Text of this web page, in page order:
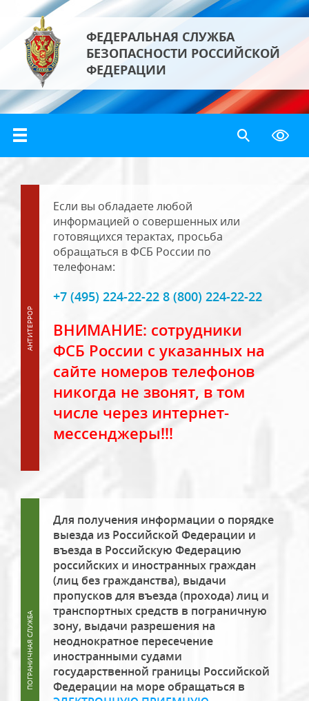
ФЕДЕРАЛЬНАЯ СЛУЖБА
БЕЗОПАСНОСТИ РОССИЙСКОЙ
ФЕДЕРАЦИИ
Если вы обладаете любой
информацией о совершенных или
готовящихся терактах, просьба
обращаться в ФСБ России по
телефонам:
+7 (495) 224-22-22 8 (800) 224-22-22
ВНИМАНИЕ: сотрудники
ФСБ России с указанных на
сайте номеров телефонов
никогда не звонят, в том
числе через интернет-
мессенджеры!!!
Для получения информации о порядке
выезда из Российской Федерации и
въезда в Российскую Федерацию
российских и иностранных граждан
(лиц без гражданства), выдачи
пропусков для въезда (прохода) лиц и
транспортных средств в пограничную
зону, выдачи разрешения на
неоднократное пересечение
иностранными судами
государственной границы Российской
Федерации на море обращаться в